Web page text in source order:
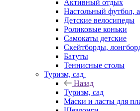
Активный отдых
Настольный футбол,
Детские велосипеды
Роликовые коньки
Самокаты детские
Скейтборды,
Батуты
Теннисные столы
Туризм, сад
Назад
Туризм, сад
Маски и ласты для